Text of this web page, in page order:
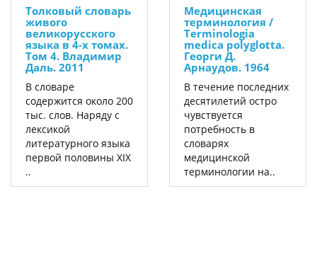
Толковый словарь
живого
великорусского
языка в 4-х томах.
Том 4. Владимир
Даль. 2011
В словаре
содержится около 200
тыс. слов. Наряду с
лексикой
литературного языка
первой половины XIX
..
Медицинская
терминология /
Terminologia
medica polyglotta.
Георги Д.
Арнаудов. 1964
В течение последних
десятилетий остро
чувствуется
потребность в
словарях
медицинской
терминологии на..